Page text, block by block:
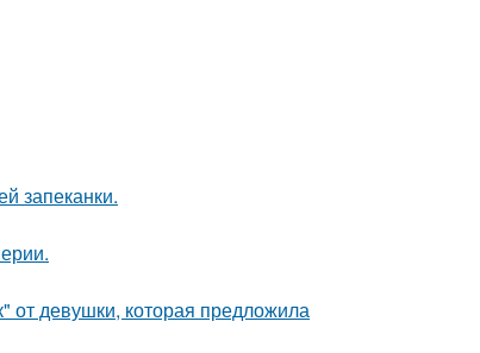
запеканки.
от девушки, которая предложила